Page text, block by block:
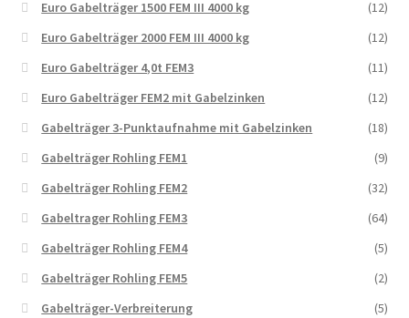
Euro Gabelträger 1500 FEM III 4000 kg
(12)
Euro Gabelträger 2000 FEM III 4000 kg
(12)
Euro Gabelträger 4,0t FEM3
(11)
Euro Gabelträger FEM2 mit Gabelzinken
(12)
Gabelträger 3-Punktaufnahme mit Gabelzinken
(18)
Gabelträger Rohling FEM1
(9)
Gabelträger Rohling FEM2
(32)
Gabeltrager Rohling FEM3
(64)
Gabelträger Rohling FEM4
(5)
Gabelträger Rohling FEM5
(2)
Gabelträger-Verbreiterung
(5)